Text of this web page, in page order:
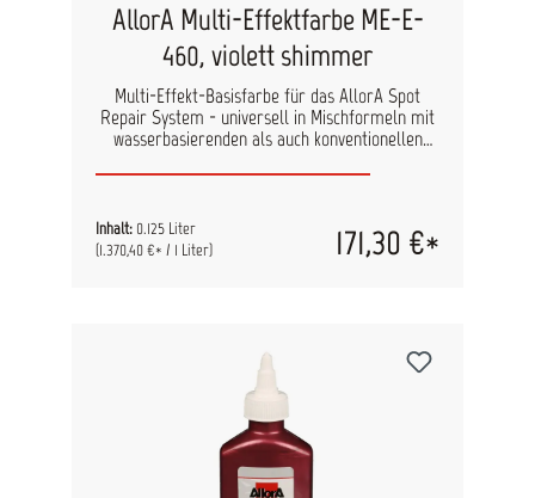
AllorA Multi-Effektfarbe ME-E-
460, violett shimmer
Multi-Effekt-Basisfarbe für das AllorA Spot
Repair System - universell in Mischformeln mit
wasserbasierenden als auch konventionellen
Effektpigmenten benötigen Sie nur geringe
Inhalt: 0.125 Liter
(1.370,40 €* / 1 Liter)
171,30 €*